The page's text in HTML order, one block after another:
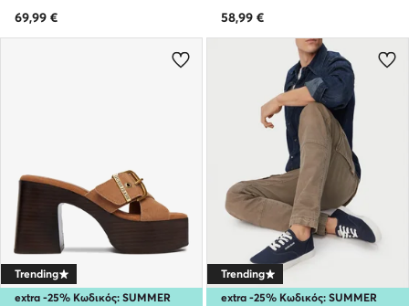
69,99 €
58,99 €
extra -25% Κωδικός: SUMMER
Trending
extra -25% Κωδικός: SUMMER
Trending